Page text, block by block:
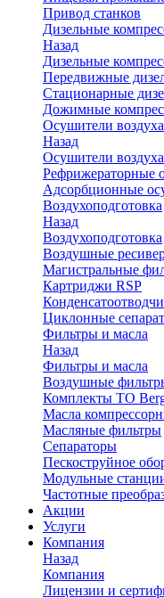
Привод станков
Дизельные
Назад
Дизельные
Передвижные
Стационарные
Дожимные
Осушители воздуха
Назад
Осушители воздуха
Рефрижераторные
Адсорбционные
Воздухоподготовка
Назад
Воздухоподготовка
Воздушные
Магистральные
Картриджи RSP
Циклонные
Фильтры и масла
Назад
Фильтры и масла
Воздушные
Комплекты ТО
Масла
Масляные фильтры
Сепараторы
Пескоструйное
Модульные
Частотные
Акции
Услуги
Компания
Назад
Компания
Лицензии и